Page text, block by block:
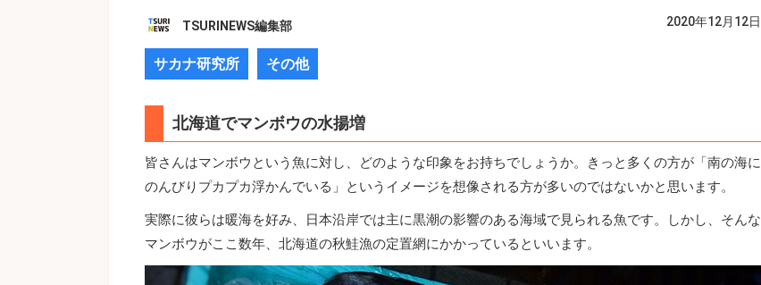
TSURINEWS編集部 2020年12月12日
サカナ研究所 その他
北海道でマンボウの水揚増
皆さんはマンボウという魚に対し、どのような印象をお持ちでしょうか。きっと多くの方が「南の海に
のんびりプカプカ浮かんでいる」というイメージを想像される方が多いのではないかと思います。
実際に彼らは暖海を好み、日本沿岸では主に黒潮の影響のある海域で見られる魚です。しかし、そんな
マンボウがここ数年、北海道の秋鮭漁の定置網にかかっているといいます。